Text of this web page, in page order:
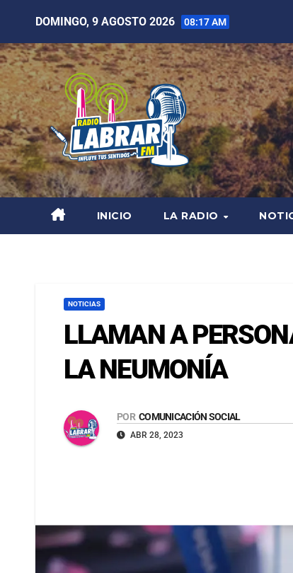
DOMINGO, 9 AGOSTO 2026 08:17 AM
INICIO LA RADIO
NOTICIAS
LLAMAN A
LA NEUMONÍA
POR COMUNICACIÓN SOCIAL
ABR 28, 2023